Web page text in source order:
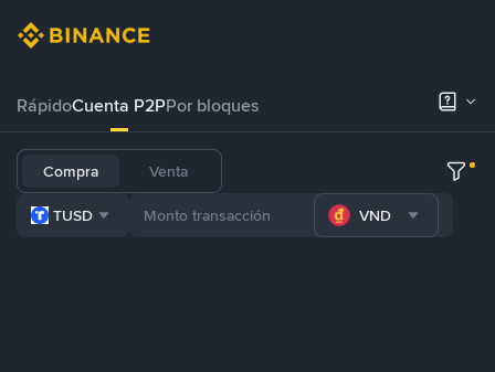
RápidoCuenta P2PPor bloques
Compra Venta
TUSD VND